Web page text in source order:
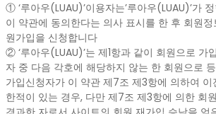
① ‘루아우(LUAU)’이용자는’루아우(LUAU)’가
이 약관에 동의한다는 의사 표시를 한 후 회원
원가입을 신청합니다
② ‘루아우(LUAU)’는 제1항과 같이 회원으로 가
자 중 다음 각호에 해당하지 않는 한 회원으로
가입신청자가 이 약관 제7조 제3항에 의하여 이
한적이 있는 경우, 다만 제7조 제3항에 의한 회